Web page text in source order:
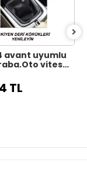
avant uyumlu
vites
TL